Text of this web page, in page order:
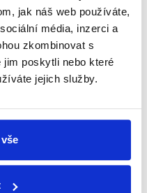
jak náš web používáte,
média, inzerci a
zkombinovat s
poskytli nebo které
jejich služby.
přinášíme
článků a analýz.
a
šíří.